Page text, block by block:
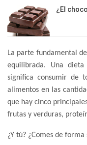
¿El
La parte fundamental
equilibrada. Una
significa consumir de
alimentos en las
que hay cinco
frutas y verduras,
¿Y tú? ¿Comes de forma